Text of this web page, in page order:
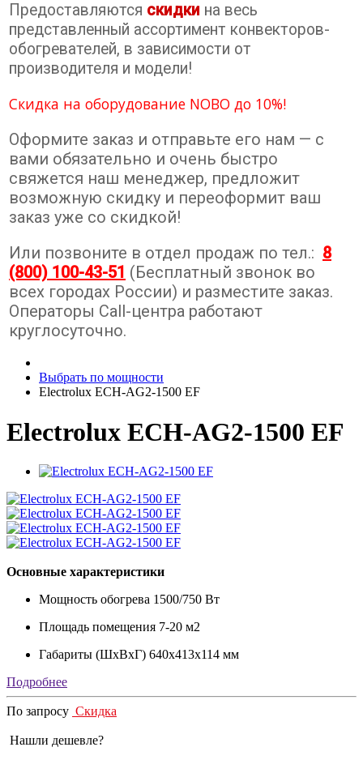
Предоставляются скидки на весь
представленный ассортимент конвекторов-
обогревателей, в зависимости от
производителя и модели!
Скидка на оборудование NOBO до 10%!
Оформите заказ и отправьте его нам — с
вами обязательно и очень быстро
свяжется наш менеджер, предложит
возможную скидку и переоформит ваш
заказ уже со скидкой!
Или позвоните в отдел продаж по тел.: 8
(800) 100-43-51 (Бесплатный звонок во
всех городах России) и разместите заказ.
Операторы Call-центра работают
круглосуточно.
Выбрать по мощности
Electrolux ECH-AG2-1500 EF
Electrolux ECH-AG2-1500 EF
Основные характеристики
Мощность обогрева 1500/750 Вт
Площадь помещения 7-20 м2
Габариты (ШxВxГ) 640x413x114 мм
Подробнее
По запросу Скидка
Нашли дешевле?